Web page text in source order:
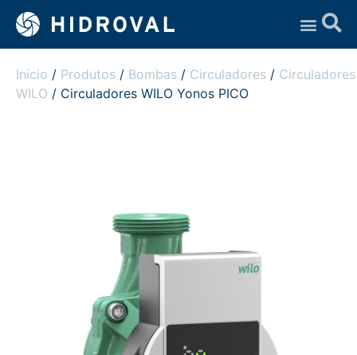
Início / Produtos / Bombas / Circuladores / Circuladores
WILO / Circuladores WILO Yonos PICO